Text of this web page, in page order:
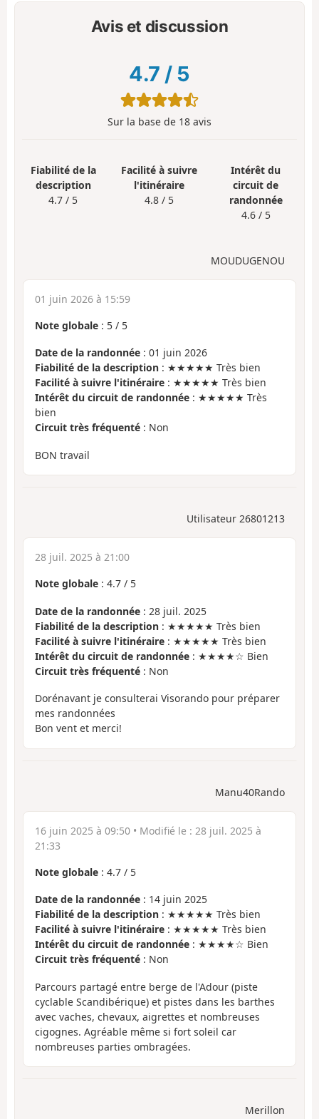
Avis et discussion
4.7 / 5
Sur la base de 18 avis
Fiabilité de la
description
4.7 / 5
Facilité à suivre
l'itinéraire
4.8 / 5
Intérêt du
circuit de
randonnée
4.6 / 5
MOUDUGENOU
01 juin 2026 à 15:59
Note globale : 5 / 5
Date de la randonnée : 01 juin 2026
Fiabilité de la description : ★★★★★ Très bien
Facilité à suivre l'itinéraire : ★★★★★ Très bien
Intérêt du circuit de randonnée : ★★★★★ Très
bien
Circuit très fréquenté : Non
BON travail
Utilisateur 26801213
28 juil. 2025 à 21:00
Note globale : 4.7 / 5
Date de la randonnée : 28 juil. 2025
Fiabilité de la description : ★★★★★ Très bien
Facilité à suivre l'itinéraire : ★★★★★ Très bien
Intérêt du circuit de randonnée : ★★★★☆ Bien
Circuit très fréquenté : Non
Dorénavant je consulterai Visorando pour préparer
mes randonnées
Bon vent et merci!
Manu40Rando
16 juin 2025 à 09:50 • Modifié le : 28 juil. 2025 à
21:33
Note globale : 4.7 / 5
Date de la randonnée : 14 juin 2025
Fiabilité de la description : ★★★★★ Très bien
Facilité à suivre l'itinéraire : ★★★★★ Très bien
Intérêt du circuit de randonnée : ★★★★☆ Bien
Circuit très fréquenté : Non
Parcours partagé entre berge de l'Adour (piste
cyclable Scandibérique) et pistes dans les barthes
avec vaches, chevaux, aigrettes et nombreuses
cigognes. Agréable même si fort soleil car
nombreuses parties ombragées.
Merillon